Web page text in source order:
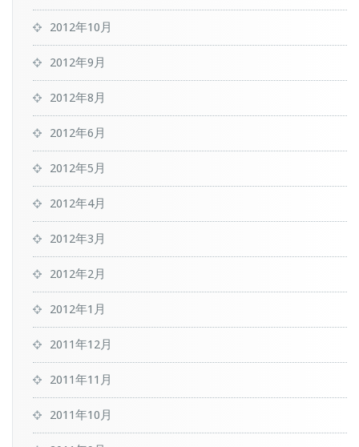
2012年10月
2012年9月
2012年8月
2012年6月
2012年5月
2012年4月
2012年3月
2012年2月
2012年1月
2011年12月
2011年11月
2011年10月